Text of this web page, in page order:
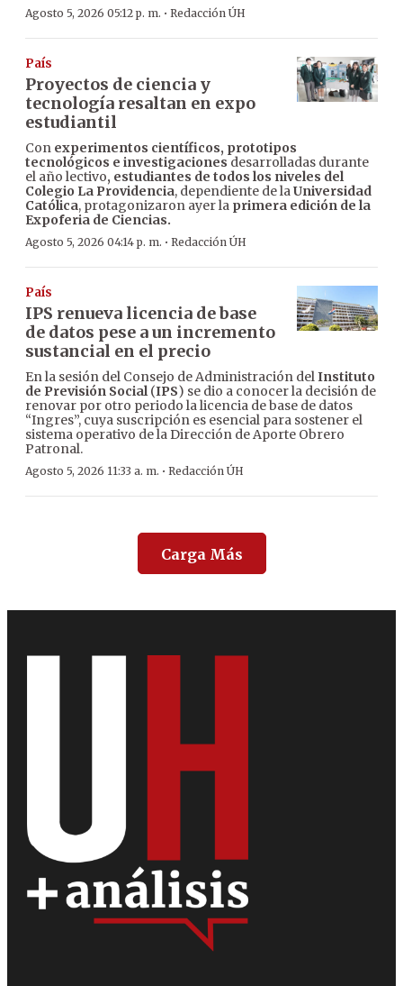
Agosto 5, 2026 05:12 p. m. · Redacción ÚH
País
Proyectos de ciencia y
tecnología resaltan en expo
estudiantil
Con experimentos científicos, prototipos
tecnológicos e investigaciones desarrolladas durante
el año lectivo, estudiantes de todos los niveles del
Colegio La Providencia, dependiente de laUniversidad
Católica, protagonizaron ayer la primera edición de la
Expoferia de Ciencias.
Agosto 5, 2026 04:14 p. m. · Redacción ÚH
País
IPS renueva licencia de base
de datos pese a un incremento
sustancial en el precio
En la sesión del Consejo de Administración delInstituto
de Previsión Social(IPS) se dio a conocer la decisión de
renovar por otro periodo la licencia de base de datos
“Ingres”, cuya suscripción es esencial para sostener el
sistema operativo de la Dirección de Aporte Obrero
Patronal.
Agosto 5, 2026 11:33 a. m. · Redacción ÚH
Carga Más